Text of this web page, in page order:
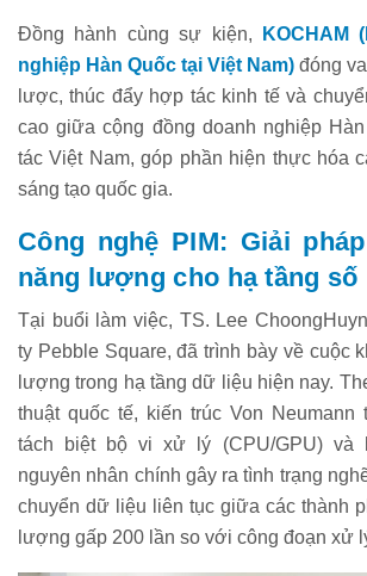
Đồng hành cùng sự kiện,
KOCHAM
nghiệp Hàn Quốc tại Việt Nam) đóng
lược, thúc đẩy hợp tác kinh tế và
cao giữa cộng đồng doanh nghiệp
tác Việt Nam, góp phần hiện thực hóa
sáng tạo quốc gia.
Công nghệ PIM: Giải
năng lượng cho hạ tầng số
Tại buổi làm việc, TS. Lee
ty Pebble Square, đã trình bày về cuộc
lượng trong hạ tầng dữ liệu hiện nay.
thuật quốc tế, kiến trúc Von Neumann
tách biệt bộ vi xử lý (CPU/GPU) và
nguyên nhân chính gây ra tình trạng
chuyển dữ liệu liên tục giữa các thành
lượng gấp 200 lần so với công đoạn xử